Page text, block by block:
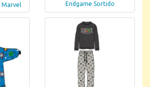
Marvel
Endgame Sortido